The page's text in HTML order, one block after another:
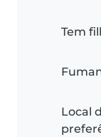
Tem
Local